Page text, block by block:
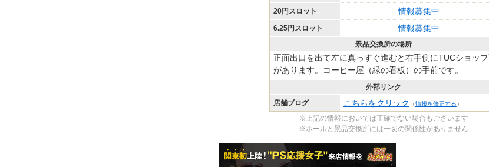
20円スロット 情報募集中
6.25円スロット 情報募集中
景品交換所の場所
正面出口を出て左に真っすぐ進むと右手側にTUCショップ
があります。コーヒー屋（緑の看板）の手前です。
外部リンク
店舗ブログ
こちらをクリック （情報を修正する）
※上記の情報においては正確でない場合もございます
※ホールと景品交換所には一切の関係性がありません